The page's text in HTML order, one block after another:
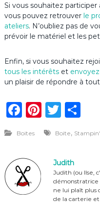
Si vous souhaitez participer
vous pouvez retrouverle
ateliers. N’oubliez pas de
prévoir le matériel et les
Enfin, si vous souhaitez
tous les intérêtset
un plaisir de répondre à
F
c
e
b
o
Pi
n
te
re
st
T
it
te
r
P
ta
er
Boites Boite,
Judith
Judith (ou Ilse,
démonstratrice
ne lui plaît plus
de la carterie